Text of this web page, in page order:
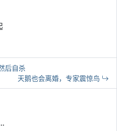
后自杀
天鹅也会离婚，专家震惊鸟